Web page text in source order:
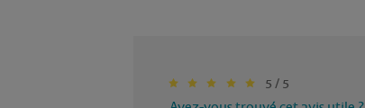
5 / 5